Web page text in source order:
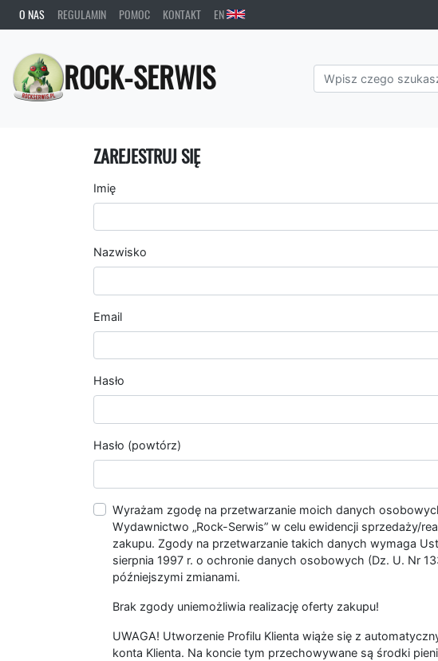
O NAS REGULAMIN POMOC KONTAKT EN
ROCK-SERWIS
ZAREJESTRUJ SIĘ
Imię
Nazwisko
Email
Hasło
Hasło (powtórz)
Wyrażam zgodę na przetwarzanie moich danych
Wydawnictwo „Rock-Serwis” w celu ewidencji sprzedaży/
zakupu. Zgody na przetwarzanie takich danych wymaga
sierpnia 1997 r. o ochronie danych osobowych (Dz. U. Nr
późniejszymi zmianami.
Brak zgody uniemożliwia realizację oferty zakupu!
UWAGA! Utworzenie Profilu Klienta wiąże się z
konta Klienta. Na koncie tym przechowywane są środki